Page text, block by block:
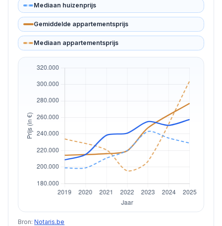
Mediaan huizenprijs
Gemiddelde appartementsprijs
Mediaan appartementsprijs
Bron:Notaris.be